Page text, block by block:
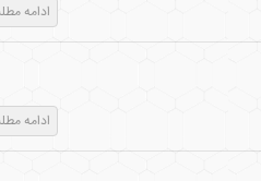
ادامه
ادامه